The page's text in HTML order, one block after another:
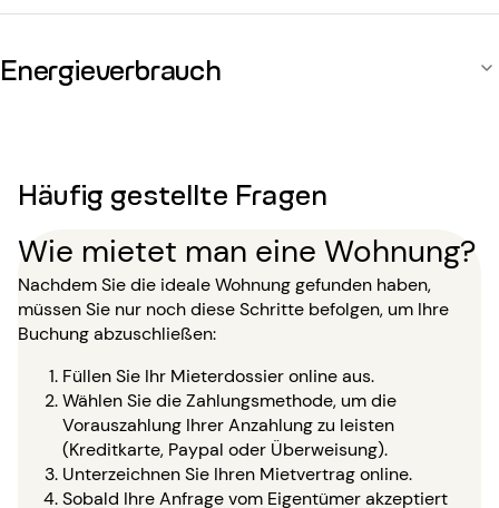
Energieverbrauch
Häufig gestellte Fragen
Wie mietet man eine Wohnung?
Nachdem Sie die ideale Wohnung gefunden haben,
müssen Sie nur noch diese Schritte befolgen, um Ihre
Buchung abzuschließen:
Füllen Sie Ihr Mieterdossier online aus.
Wählen Sie die Zahlungsmethode, um die
Vorauszahlung Ihrer Anzahlung zu leisten
(Kreditkarte, Paypal oder Überweisung).
Unterzeichnen Sie Ihren Mietvertrag online.
Sobald Ihre Anfrage vom Eigentümer akzeptiert